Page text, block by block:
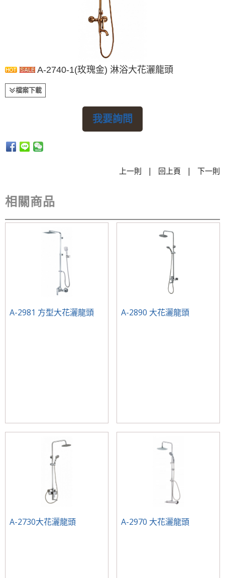
A-2740-1(玫瑰金) 淋浴大花灑龍頭
檔案下載
我要詢問
上一則 | 回上頁 | 下一則
相關商品
A-2981 方型大花灑龍頭 A-2890 大花灑龍頭
A-2730大花灑龍頭 A-2970 大花灑龍頭